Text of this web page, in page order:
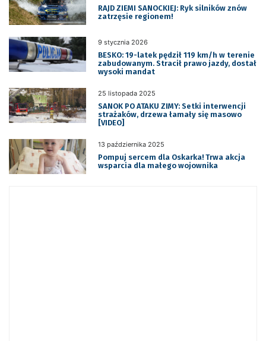
RAJD ZIEMI SANOCKIEJ: Ryk silników znów
zatrzęsie regionem!
9 stycznia 2026
BESKO: 19-latek pędził 119 km/h w terenie
zabudowanym. Stracił prawo jazdy, dostał
wysoki mandat
25 listopada 2025
SANOK PO ATAKU ZIMY: Setki interwencji
strażaków, drzewa łamały się masowo
[VIDEO]
13 października 2025
Pompuj sercem dla Oskarka! Trwa akcja
wsparcia dla małego wojownika